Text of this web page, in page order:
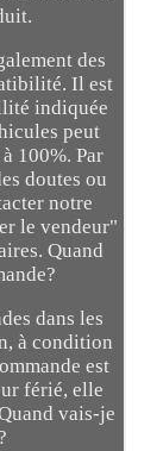
des
Il est
indiquée
peut
100%. Par
doutes ou
notre
le vendeur"
Quand
dans les
à condition
est
férié, elle
vais-je